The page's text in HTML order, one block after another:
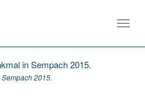
2015.